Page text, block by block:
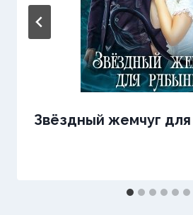
Звёздный жемчуг